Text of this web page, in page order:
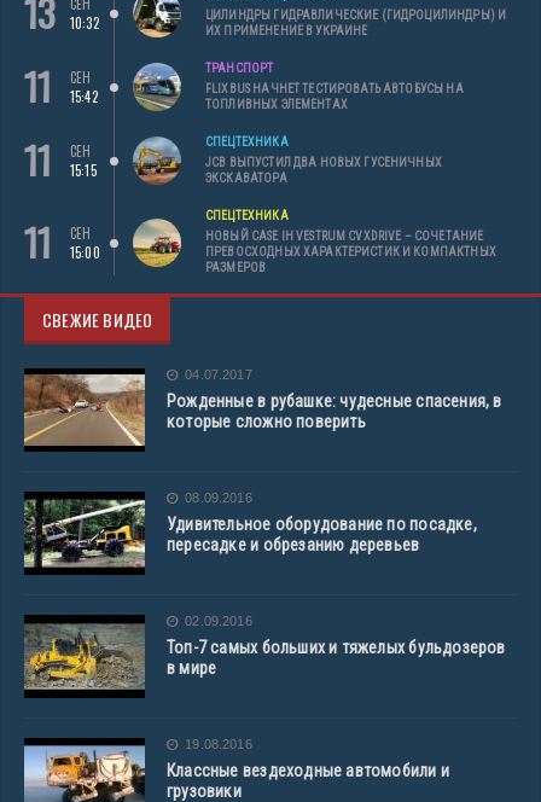
13
10:32
ЦИЛИНДРЫ ГИДРАВЛИЧЕСКИЕ (ГИДРОЦИЛИНДРЫ) И
ИХ ПРИМЕНЕНИЕ В УКРАИНЕ
11
СЕН
15:42
ТРАНСПОРТ
FLIXBUS НАЧНЕТ ТЕСТИРОВАТЬ АВТОБУСЫ НА
ТОПЛИВНЫХ ЭЛЕМЕНТАХ
11
СЕН
15:15
СПЕЦТЕХНИКА
JCB ВЫПУСТИЛ ДВА НОВЫХ ГУСЕНИЧНЫХ
ЭКСКАВАТОРА
11
СЕН
15:00
СПЕЦТЕХНИКА
НОВЫЙ CASE IH VESTRUM CVXDRIVE – СОЧЕТАНИЕ
ПРЕВОСХОДНЫХ ХАРАКТЕРИСТИК И КОМПАКТНЫХ
РАЗМЕРОВ
СВЕЖИЕ ВИДЕО
04.07.2017
Рожденные в рубашке: чудесные спасения, в
которые сложно поверить
08.09.2016
Удивительное оборудование по посадке,
пересадке и обрезанию деревьев
02.09.2016
Топ-7 самых больших и тяжелых бульдозеров
в мире
19.08.2016
Классные вездеходные автомобили и
грузовики